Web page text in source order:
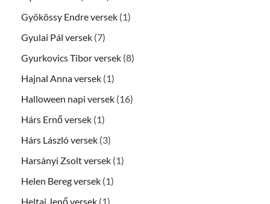
Gyökössy Endre versek (1)
Gyulai Pál versek (7)
Gyurkovics Tibor versek (8)
Hajnal Anna versek (1)
Halloween napi versek (16)
Hárs Ernő versek (1)
Hárs László versek (3)
Harsányi Zsolt versek (1)
Helen Bereg versek (1)
Heltai Jenő versek (1)